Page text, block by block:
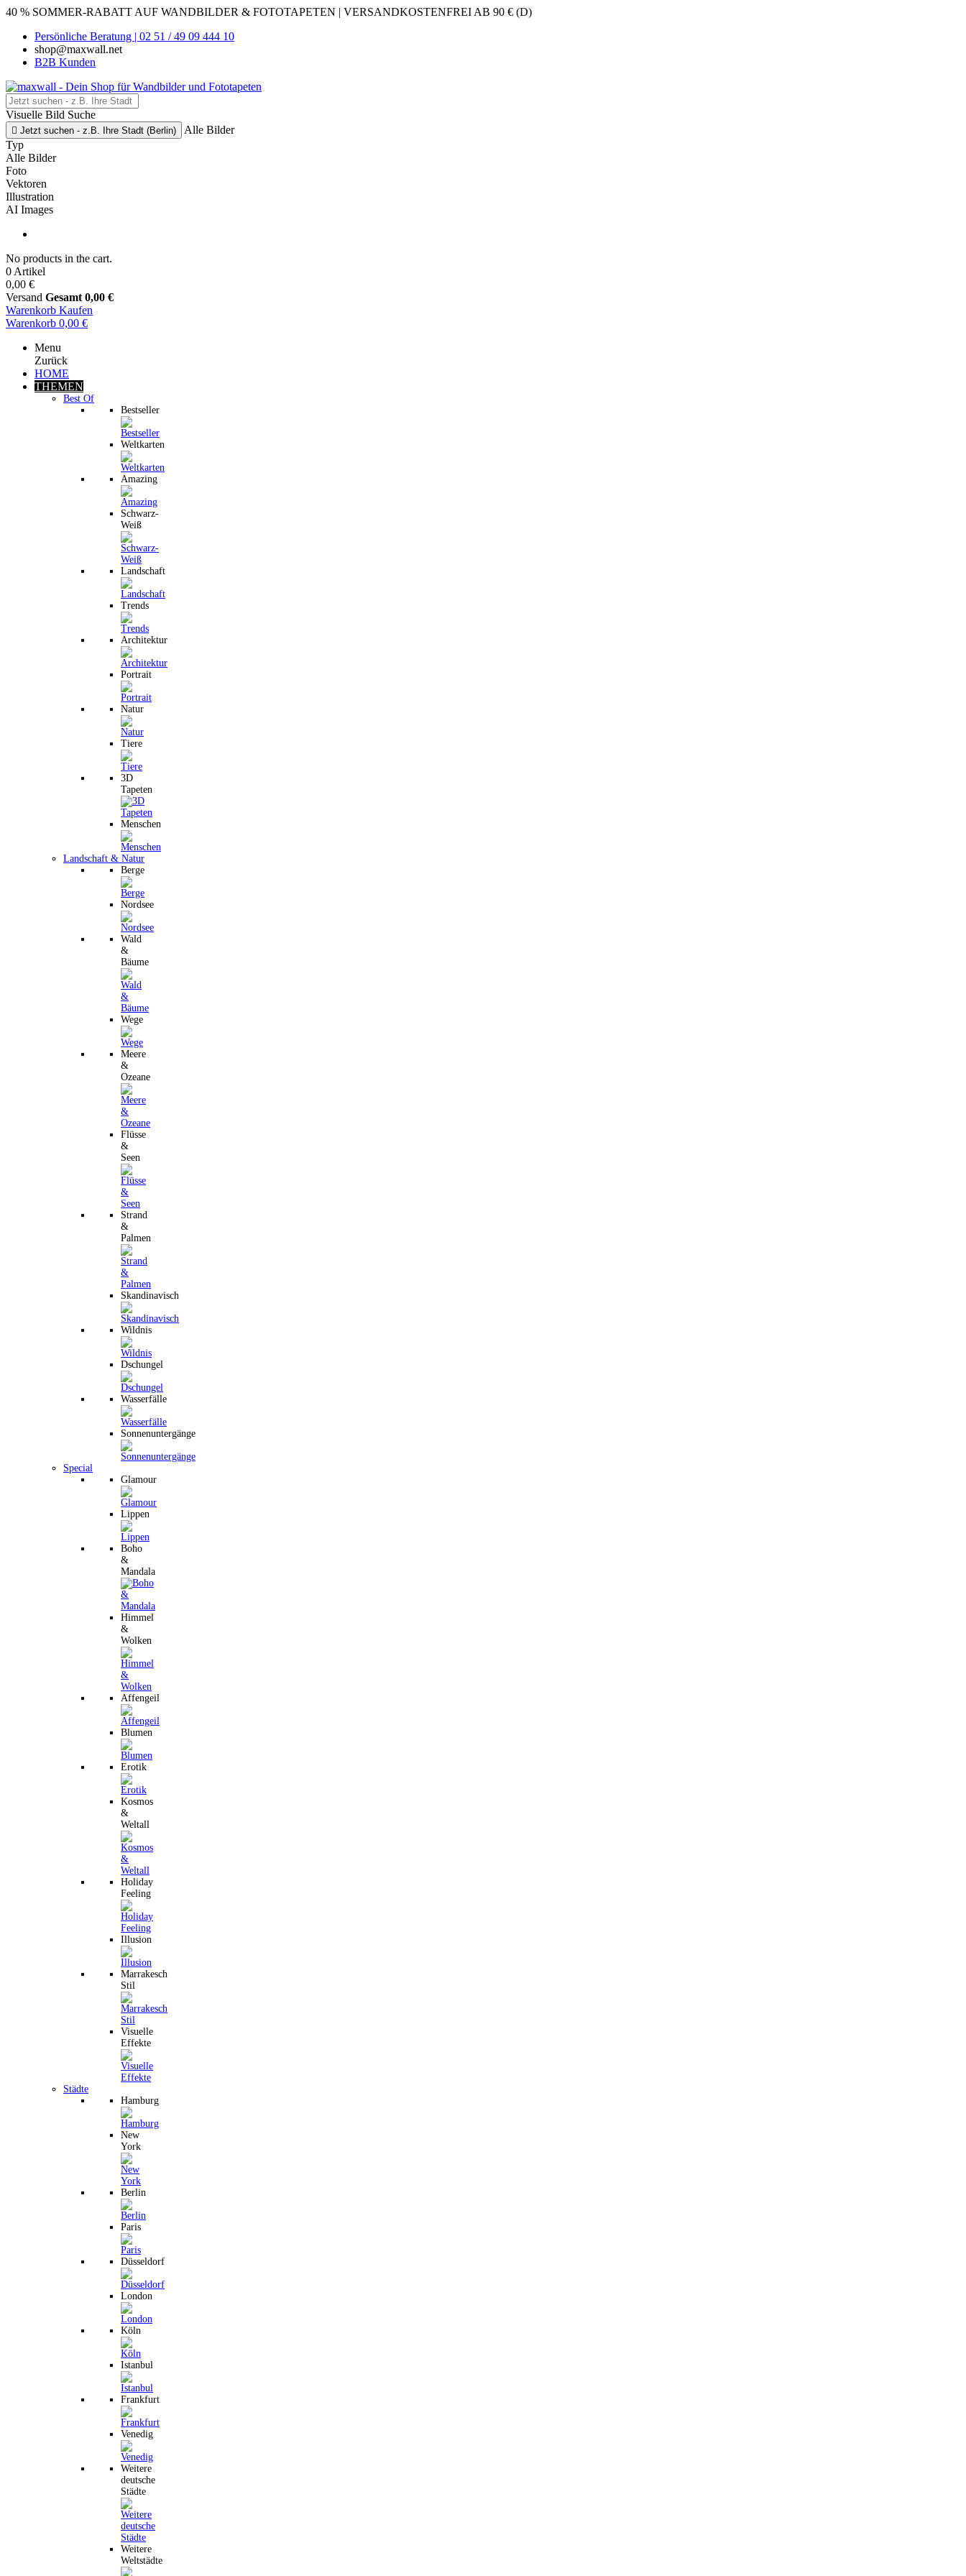
40 % SOMMER-RABATT AUF WANDBILDER & FOTOTAPETEN | VERSANDKOSTENFREI AB 90 € (D)
Persönliche Beratung | 02 51 / 49 09 444 10
shop@maxwall.net
B2B Kunden
Visuelle Bild Suche
 Jetzt suchen - z.B. Ihre Stadt (Berlin)
Alle Bilder
Typ
Alle Bilder
Foto
Vektoren
Illustration
AI Images
No products in the cart.
0 Artikel
0,00 €
Versand Gesamt 0,00 €
Warenkorb Kaufen
Warenkorb 0,00 €
Menu
Zurück
HOME
THEMEN
Best Of
Bestseller
Weltkarten
Amazing
Schwarz-
Weiß
Landschaft
Trends
Architektur
Portrait
Natur
Tiere
3D
Tapeten
Menschen
Landschaft & Natur
Berge
Nordsee
Wald
&
Bäume
Wege
Meere
&
Ozeane
Flüsse
&
Seen
Strand
&
Palmen
Skandinavisch
Wildnis
Dschungel
Wasserfälle
Sonnenuntergänge
Special
Glamour
Lippen
Boho
&
Mandala
Himmel
&
Wolken
Affengeil
Blumen
Erotik
Kosmos
&
Weltall
Holiday
Feeling
Illusion
Marrakesch
Stil
Visuelle
Effekte
Städte
Hamburg
New
York
Berlin
Paris
Düsseldorf
London
Köln
Istanbul
Frankfurt
Venedig
Weitere
deutsche
Städte
Weitere
Weltstädte